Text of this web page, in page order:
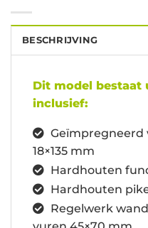
BESCHRIJVING
Dit model bestaat
inclusief:
Geïmpregneerd
18×135 mm
Hardhouten
Hardhouten
Regelwerk